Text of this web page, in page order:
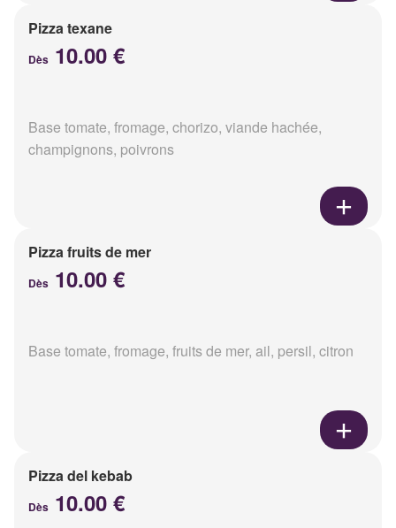
Pizza texane
Dès 10.00 €
Base tomate, fromage, chorizo, viande hachée,
champignons, poivrons
Pizza fruits de mer
Dès 10.00 €
Base tomate, fromage, fruits de mer, ail, persil, citron
Pizza del kebab
Dès 10.00 €